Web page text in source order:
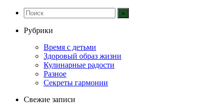
Рубрики
Время с детьми
Здоровый образ жизни
Кулинарные радости
Разное
Секреты гармонии
Свежие записи